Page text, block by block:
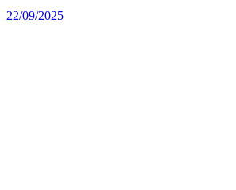
22/09/2025